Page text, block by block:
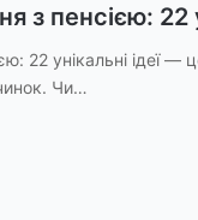
з пенсією: 22
22 унікальні ідеї
Чи…